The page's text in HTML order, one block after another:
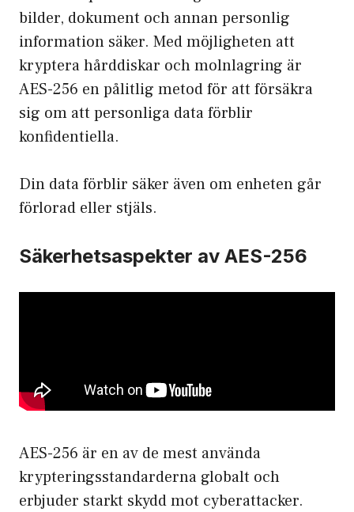
bilder, dokument och annan personlig
information säker. Med möjligheten att
kryptera hårddiskar och molnlagring är
AES-256 en pålitlig metod för att försäkra
sig om att personliga data förblir
konfidentiella.
Din data förblir säker även om enheten går
förlorad eller stjäls.
Säkerhetsaspekter av AES-256
AES-256 är en av de mest använda
krypteringsstandarderna globalt och
erbjuder starkt skydd mot cyberattacker.